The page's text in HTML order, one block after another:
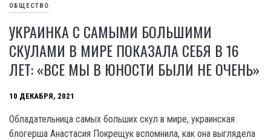
ОБЩЕСТВО
УКРАИНКА С САМЫМИ БОЛЬШИМИ
СКУЛАМИ В МИРЕ ПОКАЗАЛА СЕБЯ В 16
ЛЕТ: «ВСЕ МЫ В ЮНОСТИ БЫЛИ НЕ ОЧЕНЬ»
10 ДЕКАБРЯ, 2021
Обладательница самых больших скул в мире, украинская
блогерша Анастасия Покрещук вспомнила, как она выглядела